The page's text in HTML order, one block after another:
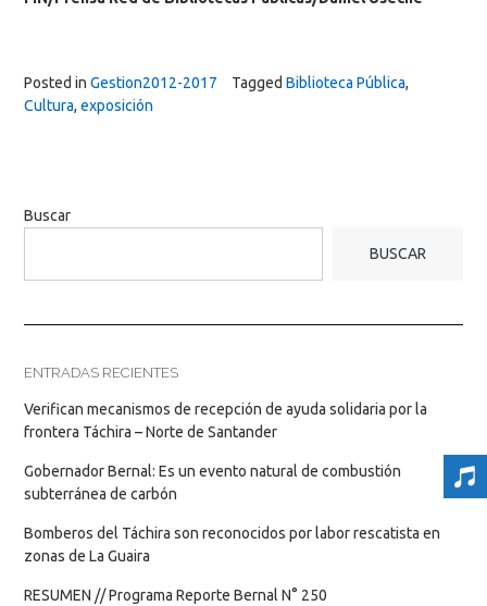
Posted in Gestion2012-2017 Tagged Biblioteca Pública,
Cultura, exposición
Buscar
BUSCAR
ENTRADAS RECIENTES
Verifican mecanismos de recepción de ayuda solidaria por la
frontera Táchira – Norte de Santander
Gobernador Bernal: Es un evento natural de combustión
subterránea de carbón
Bomberos del Táchira son reconocidos por labor rescatista en
zonas de La Guaira
RESUMEN // Programa Reporte Bernal N° 250